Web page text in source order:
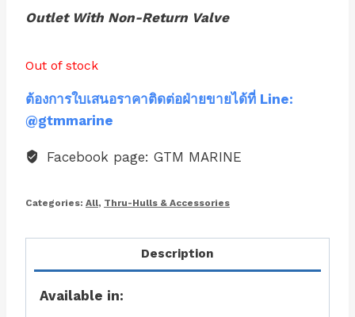
Outlet With Non-Return Valve
Out of stock
ต้องการใบเสนอราคาติดต่อฝ่ายขายได้ที่ Line:
@gtmmarine
Facebook page: GTM MARINE
Categories: All, Thru-Hulls & Accessories
Description
Available in: